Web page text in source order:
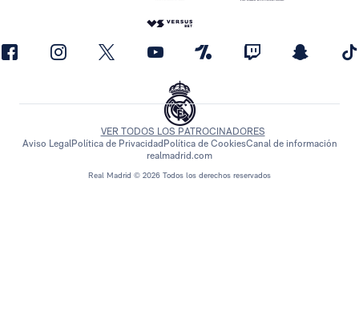
Real Madrid © 2026 Todos los derechos reservados
VER TODOS LOS PATROCINADORES
Aviso LegalPolítica de Privacidad Política de CookiesCanal de información
realmadrid.com